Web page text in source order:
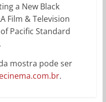
a New Black
Film & Television
Pacific Standard
mostra pode ser
.